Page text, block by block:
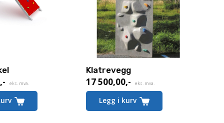
,- eks. mva.
Klatrevegg
17 500,00,- eks. mva.
Legg i kurv